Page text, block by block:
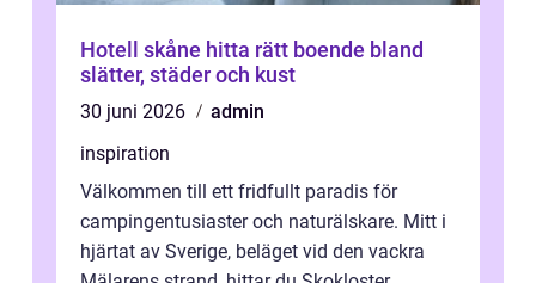
Hotell skåne hitta rätt boende bland
slätter, städer och kust
30 juni 2026
admin
inspiration
Välkommen till ett fridfullt paradis för
campingentusiaster och naturälskare. Mitt i
hjärtat av Sverige, beläget vid den vackra